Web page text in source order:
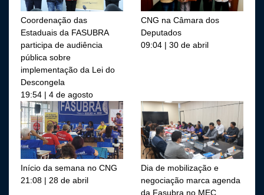
Coordenação das
Estaduais da FASUBRA
participa de audiência
pública sobre
implementação da Lei do
Descongela
19:54 | 4 de agosto
CNG na Câmara dos
Deputados
09:04 | 30 de abril
Início da semana no CNG
21:08 | 28 de abril
Dia de mobilização e
negociação marca agenda
da Fasubra no MEC